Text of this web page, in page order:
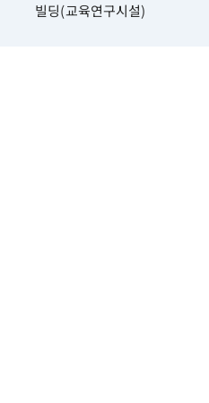
빌딩(교육연구시설)